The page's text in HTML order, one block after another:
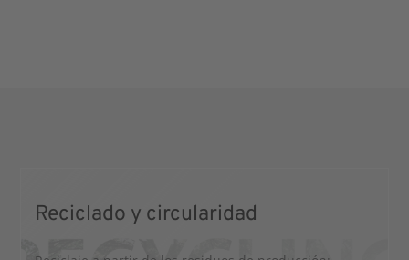
Reciclado y circularidad